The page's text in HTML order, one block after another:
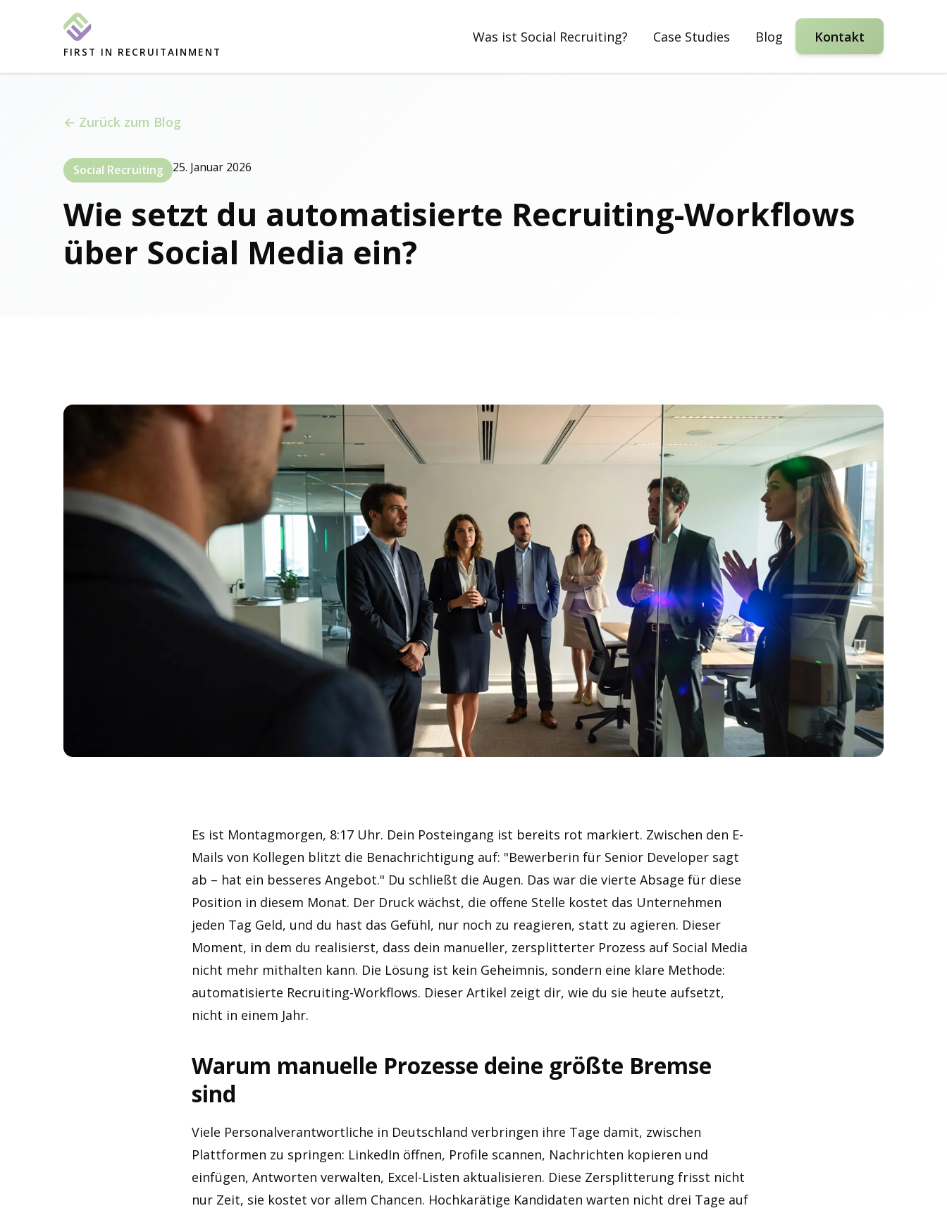
FIRST IN RECRUITAINMENT
Was ist Social Recruiting? Case Studies Blog Kontakt
← Zurück zum Blog
Social Recruiting 25. Januar 2026
Wie setzt du automatisierte Recruiting-Workflows
über Social Media ein?
Es ist Montagmorgen, 8:17 Uhr. Dein Posteingang ist bereits rot markiert. Zwischen den E-
Mails von Kollegen blitzt die Benachrichtigung auf: "Bewerberin für Senior Developer sagt
ab – hat ein besseres Angebot." Du schließt die Augen. Das war die vierte Absage für diese
Position in diesem Monat. Der Druck wächst, die offene Stelle kostet das Unternehmen
jeden Tag Geld, und du hast das Gefühl, nur noch zu reagieren, statt zu agieren. Dieser
Moment, in dem du realisierst, dass dein manueller, zersplitterter Prozess auf Social Media
nicht mehr mithalten kann. Die Lösung ist kein Geheimnis, sondern eine klare Methode:
automatisierte Recruiting-Workflows. Dieser Artikel zeigt dir, wie du sie heute aufsetzt,
nicht in einem Jahr.
Warum manuelle Prozesse deine größte Bremse
sind
Viele Personalverantwortliche in Deutschland verbringen ihre Tage damit, zwischen
Plattformen zu springen: LinkedIn öffnen, Profile scannen, Nachrichten kopieren und
einfügen, Antworten verwalten, Excel-Listen aktualisieren. Diese Zersplitterung frisst nicht
nur Zeit, sie kostet vor allem Chancen. Hochkarätige Kandidaten warten nicht drei Tage auf